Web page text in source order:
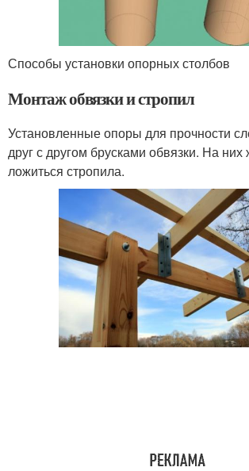
Способы установки опорных столбов
Монтаж обвязки и стропил
Установленные опоры для прочности
друг с другом брусками обвязки. На них
ложиться стропила.